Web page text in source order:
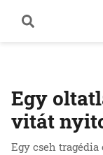
Egy
vitát
Egy cseh